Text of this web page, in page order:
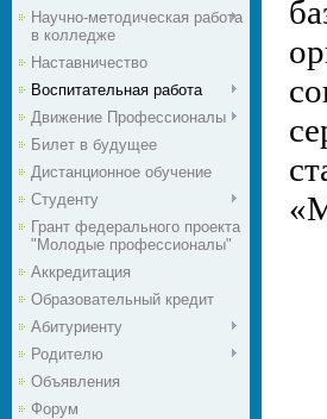
Научно-методическая работа
в колледже
Наставничество
Воспитательная работа
Движение Профессионалы
Билет в будущее
Дистанционное обучение
Студенту
Грант федерального проекта
"Молодые профессионалы"
Аккредитация
Образовательный кредит
Абитуриенту
Родителю
Объявления
Форум